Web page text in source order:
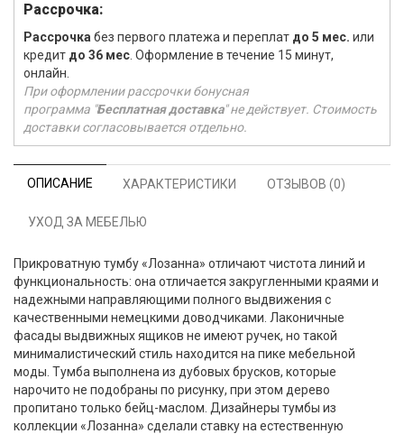
Рассрочка:
Рассрочка без первого платежа и переплат до 5 мес. или
кредит до 36 мес . Оформление в течение 15 минут,
онлайн.
При оформлении рассрочки бонусная
программа "Бесплатная доставка" не действует. Стоимость
доставки согласовывается отдельно.
ОПИСАНИЕ ХАРАКТЕРИСТИКИ ОТЗЫВОВ (0)
УХОД ЗА МЕБЕЛЬЮ
Прикроватную тумбу «Лозанна» отличают чистота линий и
функциональность: она отличается закругленными краями и
надежными направляющими полного выдвижения с
качественными немецкими доводчиками. Лаконичные
фасады выдвижных ящиков не имеют ручек, но такой
минималистический стиль находится на пике мебельной
моды. Тумба выполнена из дубовых брусков, которые
нарочито не подобраны по рисунку, при этом дерево
пропитано только бейц-маслом. Дизайнеры тумбы из
коллекции «Лозанна» сделали ставку на естественную